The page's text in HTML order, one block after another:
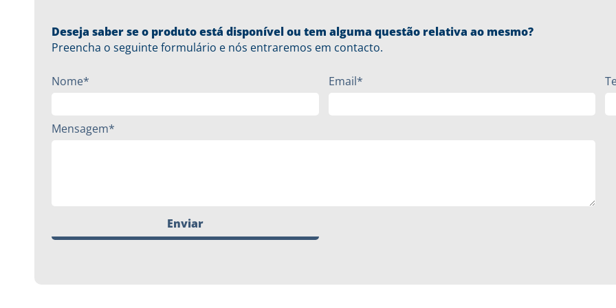
Deseja saber se o produto está disponível ou tem alguma questão relativa ao mesmo?
Preencha o seguinte formulário e nós entraremos em contacto.
Nome* Email*
Mensagem*
Enviar